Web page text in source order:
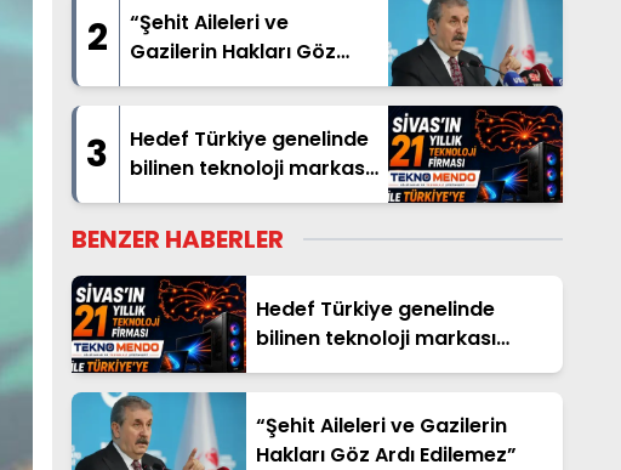
Haberde Yer Aldım"
2
“Şehit Aileleri ve
Gazilerin Hakları Göz
Ardı Edilemez”
3
Hedef Türkiye genelinde
bilinen teknoloji markası
olmak
BENZER HABERLER
Hedef Türkiye genelinde
bilinen teknoloji markası
olmak
“Şehit Aileleri ve Gazilerin
Hakları Göz Ardı Edilemez”